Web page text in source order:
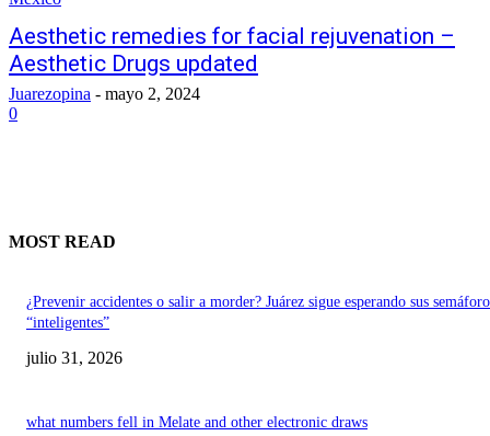
Aesthetic remedies for facial rejuvenation –
Aesthetic Drugs updated
Juarezopina - mayo 2, 2024
0
MOST READ
¿Prevenir accidentes o salir a morder? Juárez sigue esperando sus
“inteligentes”
julio 31, 2026
what numbers fell in Melate and other electronic draws